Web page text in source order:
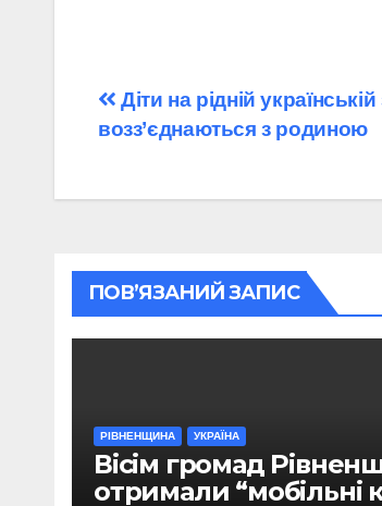
Навігація
записів
Діти на рідній
возз’єднаються з родиною
ПОВ’ЯЗАНИЙ ЗАПИС
РІВНЕНЩИНА УКРАЇНА
Вісім громад
отримали “мобільні